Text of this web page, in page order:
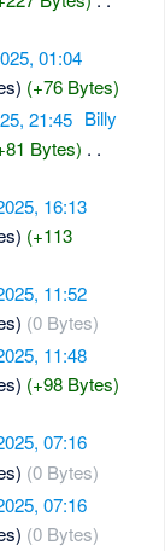
01:04
(+76 Bytes)
21:45 Billy
Bytes) . .
16:13
(+113
11:52
(0 Bytes)
11:48
(+98 Bytes)
07:16
(0 Bytes)
07:16
(0 Bytes)